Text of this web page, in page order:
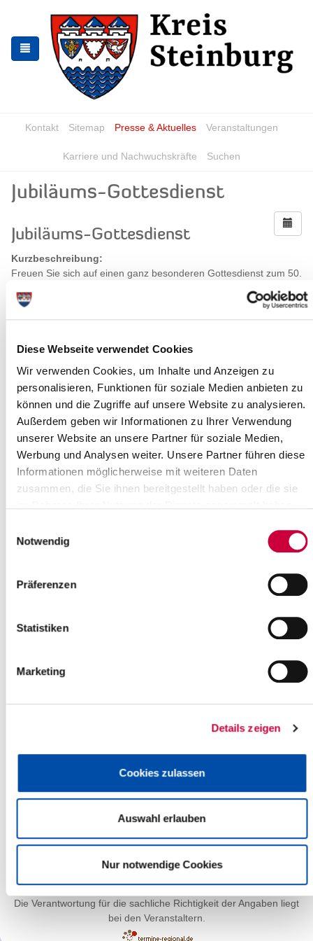
Diese Webseite verwendet Cookies
Wir verwenden Cookies, um Inhalte und Anzeigen zu
personalisieren, Funktionen für soziale Medien anbieten zu
können und die Zugriffe auf unsere Website zu analysieren.
Außerdem geben wir Informationen zu Ihrer Verwendung
unserer Website an unsere Partner für soziale Medien,
Werbung und Analysen weiter. Unsere Partner führen diese
Informationen möglicherweise mit weiteren Daten
zusammen, die Sie ihnen bereitgestellt haben oder die sie
Notwendig
Präferenzen
Statistiken
Marketing
Details zeigen
Cookies zulassen
Auswahl erlauben
Nur notwendige Cookies
springen
springen
Kontakt Sitemap Presse & Aktuelles Veranstaltungen
Karriere und Nachwuchskräfte Suchen
Jubiläums-Gottesdienst
Jubiläums-Gottesdienst
Kurzbeschreibung:
Freuen Sie sich auf einen ganz besonderen Gottesdienst zum 50.
Wann?
Sonntag, 30.11.2025
17:00 Uhr
St. Johannes-Gemeindezentrum, St. Johannes-Platz 1
,Kremperheide
Kategorie:
Gottesdienste , Veranstaltung
Quelle
Ev.-Luth. St. Johannes-Kirchengemeinde Kremperheide
Sankt Johannes-Platz 1
-
Leaflet| ©OpenStreetMap
Die Verantwortung für die sachliche Richtigkeit der Angaben liegt
bei den Veranstaltern.